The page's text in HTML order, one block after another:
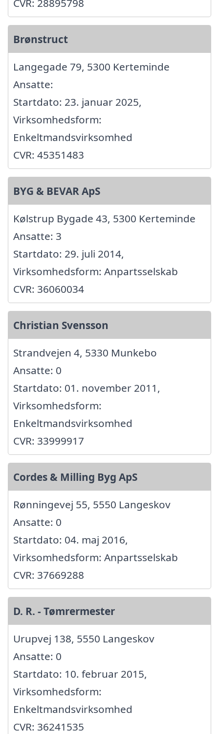
Brønstruct
Langegade 79, 5300 Kerteminde
Ansatte:
Startdato: 23. januar 2025,
Virksomhedsform:
Enkeltmandsvirksomhed
CVR: 45351483
BYG & BEVAR ApS
Kølstrup Bygade 43, 5300 Kerteminde
Ansatte: 3
Startdato: 29. juli 2014,
Virksomhedsform: Anpartsselskab
CVR: 36060034
Christian Svensson
Strandvejen 4, 5330 Munkebo
Ansatte: 0
Startdato: 01. november 2011,
Virksomhedsform:
Enkeltmandsvirksomhed
CVR: 33999917
Cordes & Milling Byg ApS
Rønningevej 55, 5550 Langeskov
Ansatte: 0
Startdato: 04. maj 2016,
Virksomhedsform: Anpartsselskab
CVR: 37669288
D. R. - Tømrermester
Urupvej 138, 5550 Langeskov
Ansatte: 0
Startdato: 10. februar 2015,
Virksomhedsform:
Enkeltmandsvirksomhed
CVR: 36241535